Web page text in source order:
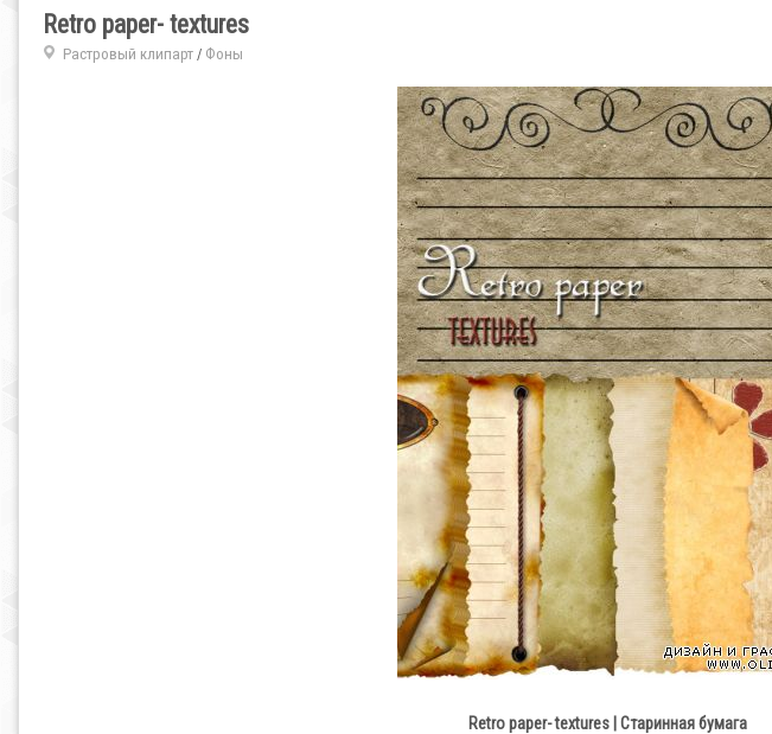
Retro paper- textures
Растровый клипарт/ Фоны
Retro paper- textures | Старинная бумага